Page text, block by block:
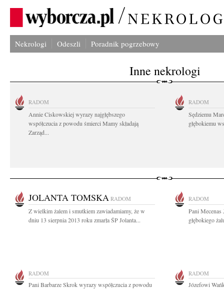
Nekrologi Odeszli Poradnik pogrzebowy
Inne nekrologi
RADOM
Annie Ciskowskiej wyrazy najgłębszego
współczucia z powodu śmierci Mamy składają
Zarząd...
RADOM
Sędziemu
głębokiemu
JOLANTA TOMSKA RADOM
Z wielkim żalem i smutkiem zawiadamiamy, że w
dniu 13 sierpnia 2013 roku zmarła ŚP Jolanta...
RADOM
Pani Mecenas
głębokiego
RADOM
Pani Barbarze Skrok wyrazy współczucia z powodu
RADOM
Józefowi